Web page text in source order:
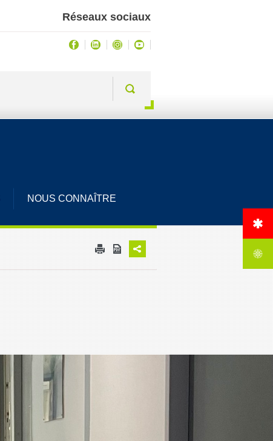
Réseaux sociaux
NOUS CONNAÎTRE